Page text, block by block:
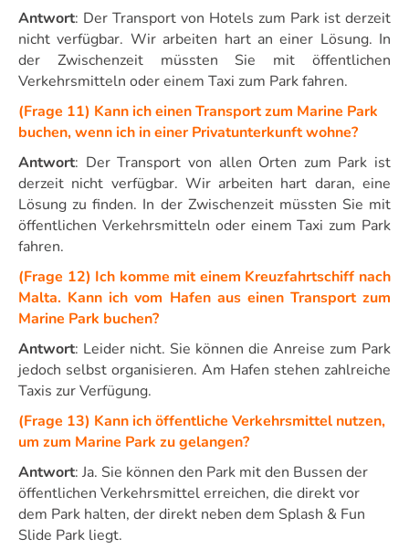
Antwort: Der Transport von Hotels zum Park ist derzeit
nicht verfügbar. Wir arbeiten hart an einer Lösung. In
der Zwischenzeit müssten Sie mit öffentlichen
Verkehrsmitteln oder einem Taxi zum Park fahren.
(Frage 11) Kann ich einen Transport zum Marine Park
buchen, wenn ich in einer Privatunterkunft wohne?
Antwort: Der Transport von allen Orten zum Park ist
derzeit nicht verfügbar. Wir arbeiten hart daran, eine
Lösung zu finden. In der Zwischenzeit müssten Sie mit
öffentlichen Verkehrsmitteln oder einem Taxi zum Park
fahren.
(Frage 12) Ich komme mit einem Kreuzfahrtschiff nach
Malta. Kann ich vom Hafen aus einen Transport zum
Marine Park buchen?
Antwort: Leider nicht. Sie können die Anreise zum Park
jedoch selbst organisieren. Am Hafen stehen zahlreiche
Taxis zur Verfügung.
(Frage 13) Kann ich öffentliche Verkehrsmittel nutzen,
um zum Marine Park zu gelangen?
Antwort: Ja. Sie können den Park mit den Bussen der
öffentlichen Verkehrsmittel erreichen, die direkt vor
dem Park halten, der direkt neben dem Splash & Fun
Slide Park liegt.